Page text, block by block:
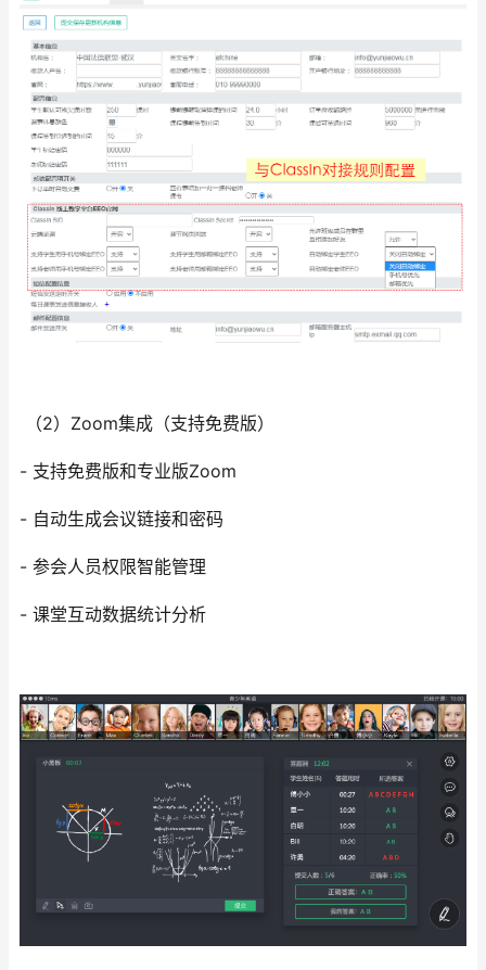
（2）Zoom集成（支持免费版）
- 支持免费版和专业版Zoom
- 自动生成会议链接和密码
- 参会人员权限智能管理
- 课堂互动数据统计分析